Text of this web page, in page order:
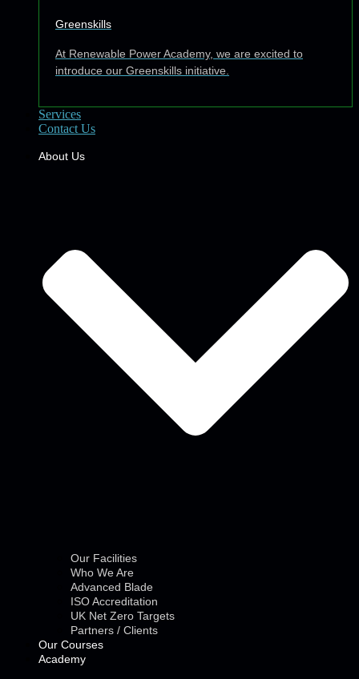
Greenskills
At Renewable Power Academy, we are excited to
introduce our Greenskills initiative.
Services
Contact Us
About Us
Our Facilities
Who We Are
Advanced Blade
ISO Accreditation
UK Net Zero Targets
Partners / Clients
Our Courses
Academy